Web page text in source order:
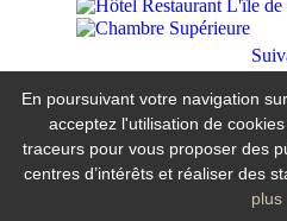
Hôtel Restaurant
Vandel /
Tél : +33 233
E.mail : ile-
Plan du
En poursuivant votre navigation
acceptez l'utilisation de
traceurs pour vous proposer des
centres d’intérêts et réaliser des
plus